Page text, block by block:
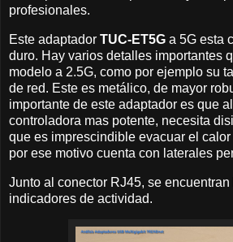
profesionales.
Este adaptador TUC-ET5G a 5G esta
duro. Hay varios detalles importantes
modelo a 2.5G, como por ejemplo su
de red. Este es metálico, de mayor
importante de este adaptador es que
controladora mas potente, necesita
que es imprescindible evacuar el
por ese motivo cuenta con laterales
Junto al conector RJ45, se encuentran
indicadores de actividad.